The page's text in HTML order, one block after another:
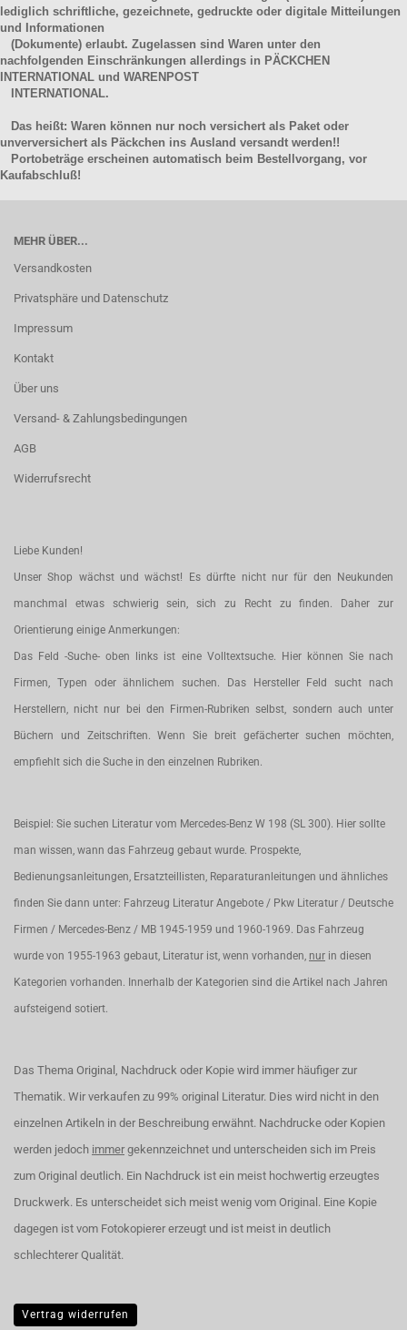
lediglich schriftliche, gezeichnete, gedruckte oder digitale Mitteilungen
und Informationen
(Dokumente) erlaubt. Zugelassen sind Waren unter den
nachfolgenden Einschränkungen allerdings in PÄCKCHEN
INTERNATIONAL und WARENPOST
INTERNATIONAL.
Das heißt: Waren können nur noch versichert als Paket oder
unverversichert als Päckchen ins Ausland versandt werden!!
Portobeträge erscheinen automatisch beim Bestellvorgang, vor
Kaufabschluß!
MEHR ÜBER...
Versandkosten
Privatsphäre und Datenschutz
Impressum
Kontakt
Über uns
Versand- & Zahlungsbedingungen
AGB
Widerrufsrecht
Liebe Kunden!
Unser Shop wächst und wächst! Es dürfte nicht nur für den Neukunden
manchmal etwas schwierig sein, sich zu Recht zu finden. Daher zur
Orientierung einige Anmerkungen:
Das Feld -Suche- oben links ist eine Volltextsuche. Hier können Sie nach
Firmen, Typen oder ähnlichem suchen. Das Hersteller Feld sucht nach
Herstellern, nicht nur bei den Firmen-Rubriken selbst, sondern auch unter
Büchern und Zeitschriften. Wenn Sie breit gefächerter suchen möchten,
empfiehlt sich die Suche in den einzelnen Rubriken.
Beispiel: Sie suchen Literatur vom Mercedes-Benz W 198 (SL 300). Hier sollte
man wissen, wann das Fahrzeug gebaut wurde. Prospekte,
Bedienungsanleitungen, Ersatzteillisten, Reparaturanleitungen und ähnliches
finden Sie dann unter: Fahrzeug Literatur Angebote / Pkw Literatur / Deutsche
Firmen / Mercedes-Benz / MB 1945-1959 und 1960-1969. Das Fahrzeug
wurde von 1955-1963 gebaut, Literatur ist, wenn vorhanden, nur in diesen
Kategorien vorhanden. Innerhalb der Kategorien sind die Artikel nach Jahren
aufsteigend sotiert.
Das Thema Original, Nachdruck oder Kopie wird immer häufiger zur
Thematik. Wir verkaufen zu 99% original Literatur. Dies wird nicht in den
einzelnen Artikeln in der Beschreibung erwähnt. Nachdrucke oder Kopien
werden jedoch immer gekennzeichnet und unterscheiden sich im Preis
zum Original deutlich. Ein Nachdruck ist ein meist hochwertig erzeugtes
Druckwerk. Es unterscheidet sich meist wenig vom Original. Eine Kopie
dagegen ist vom Fotokopierer erzeugt und ist meist in deutlich
schlechterer Qualität.
Vertrag widerrufen